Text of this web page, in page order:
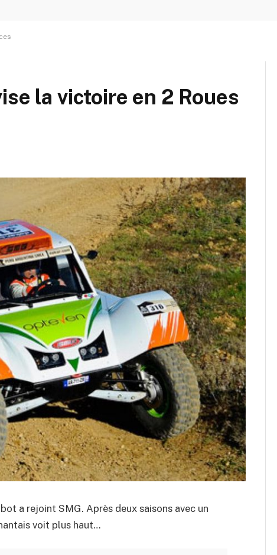
la victoire en 2 Roues
a rejoint SMG. Après deux saisons avec un
voit plus haut…